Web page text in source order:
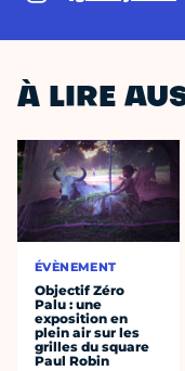
À LIRE
ÉVÈNEMENT
Objectif Zéro
Palu : une
exposition en
plein air sur les
grilles du square
Paul Robin